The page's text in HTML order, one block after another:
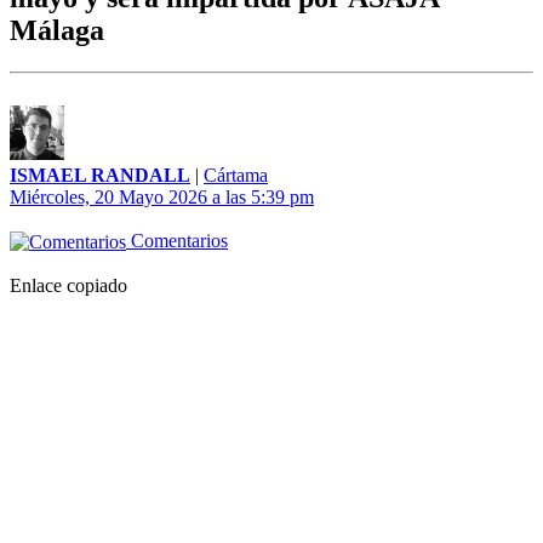
Málaga
ISMAEL RANDALL | Cártama
Miércoles, 20 Mayo 2026 a las 5:39 pm
Comentarios
Enlace copiado